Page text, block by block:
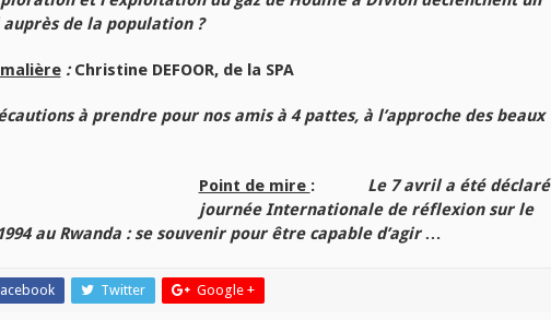
de la population ?
:Christine DEFOOR, de la SPA
à prendre pour nos amis à 4 pattes, à l’approche des beaux
Point de mire :
Le 7 avril a été déclaré
journée Internationale de réflexion sur le
au Rwanda : se souvenir pour être capable d’agir …
Twitter Google +